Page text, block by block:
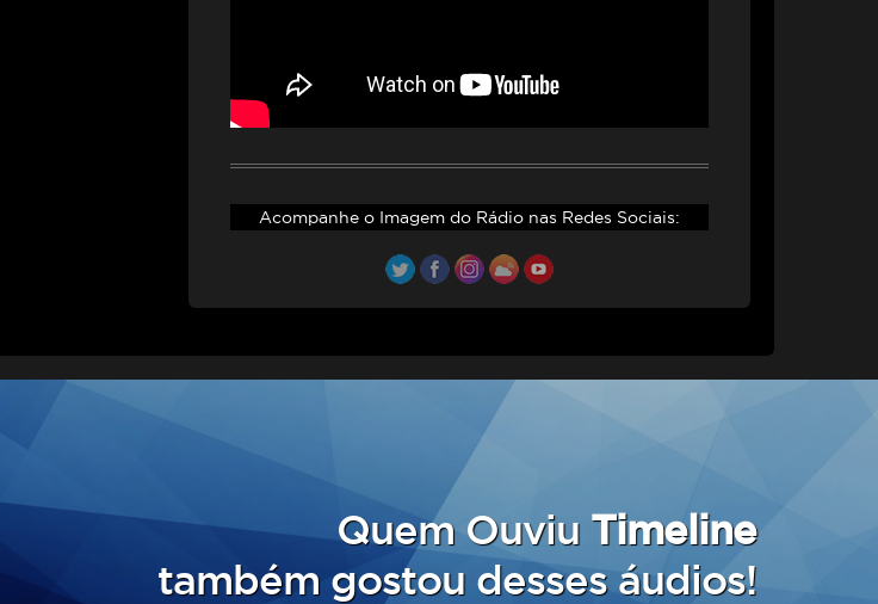
Acompanhe o Imagem do Rádio nas Redes Sociais:
Quem Ouviu Timeline
também gostou desses áudios!